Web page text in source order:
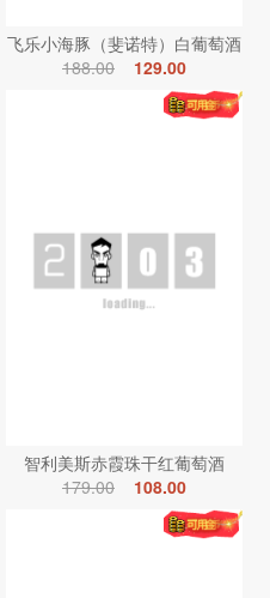
飞乐小海豚（斐诺特）白葡萄酒
188.00
129.00
智利美斯赤霞珠干红葡萄酒
179.00
108.00